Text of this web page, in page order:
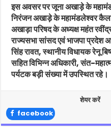
इस अवसर पर जूना अखाड़े के
निरंजन अखाड़े के महामंडलेश्वर
अखाड़ा परिषद के अध्यक्ष महंत
राज्यसभा सांसद एवं भाजपा प्रदेश
सिंह रावत, स्थानीय विधायक रेनू
सहित विभिन्न अधिकारी, संत-
पर्यटक बड़ी संख्या में उपस्थित रहे।
शेयर करें
facebook